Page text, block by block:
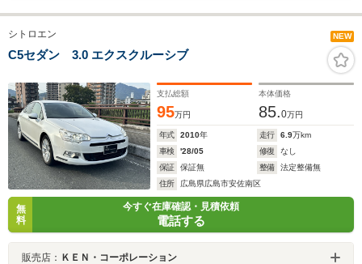
シトロエン NEW
C5セダン 3.0 エクスクルーシブ
支払総額
95万円
本体価格
85.0万円
年式 2010年 走行 6.9万km
車検
'28/05 修復
なし
保証
保証無 整備
法定整備無
住所
広島県広島市安佐南区
無
料
今すぐ在庫確認・見積依頼
電話する
販売店： ＫＥＮ・コーポレーション